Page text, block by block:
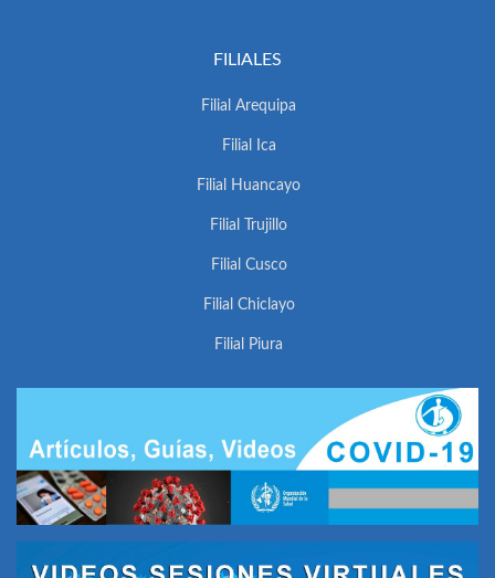
FILIALES
Filial Arequipa
Filial Ica
Filial Huancayo
Filial Trujillo
Filial Cusco
Filial Chiclayo
Filial Piura